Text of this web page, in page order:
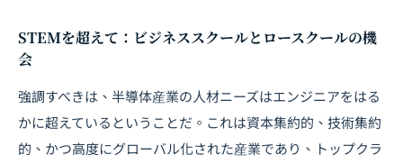
STEMを超えて：ビジネススクールとロースクールの機
会
強調すべきは、半導体産業の人材ニーズはエンジニアをはる
かに超えているということだ。これは資本集約的、技術集約
的、かつ高度にグローバル化された産業であり、トップクラ